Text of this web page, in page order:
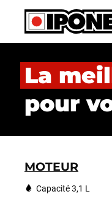
Ipone
HUILES MOTEUR
La
pour
MOTEUR
Capacité 3,1 L